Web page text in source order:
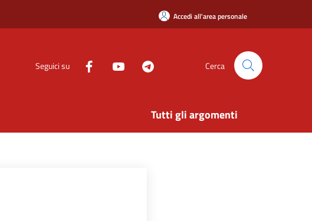
Accedi all'area personale
Seguici su Cerca
Tutti gli argomenti